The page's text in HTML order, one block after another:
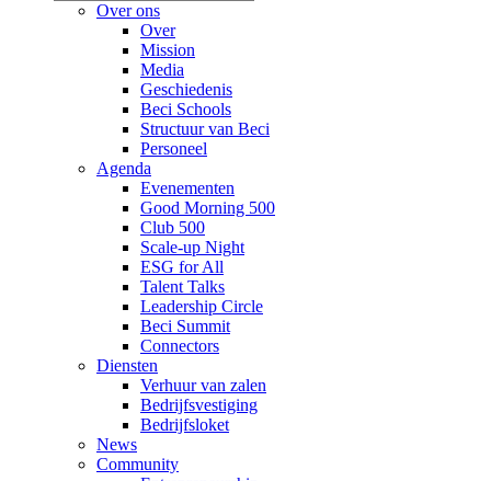
Over ons
Over
Mission
Media
Geschiedenis
Beci Schools
Structuur van Beci
Personeel
Agenda
Evenementen
Good Morning 500
Club 500
Scale-up Night
ESG for All
Talent Talks
Leadership Circle
Beci Summit
Connectors
Diensten
Verhuur van zalen
Bedrijfsvestiging
Bedrijfsloket
News
Community